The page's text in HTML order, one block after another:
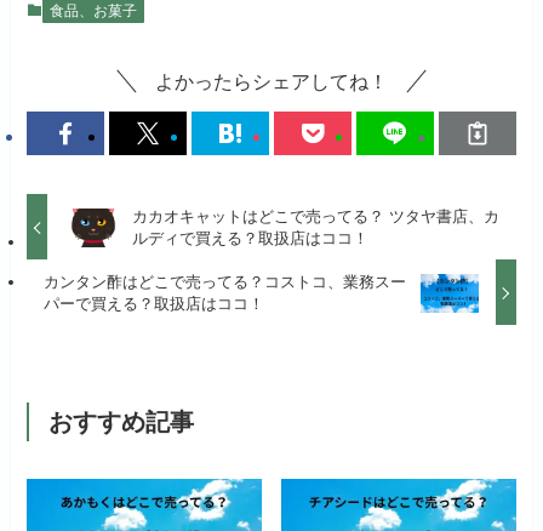
食品、お菓子
よかったらシェアしてね！
カカオキャットはどこで売ってる？ ツタヤ書店、カ
ルディで買える？取扱店はココ！
カンタン酢はどこで売ってる？コストコ、業務スー
パーで買える？取扱店はココ！
おすすめ記事